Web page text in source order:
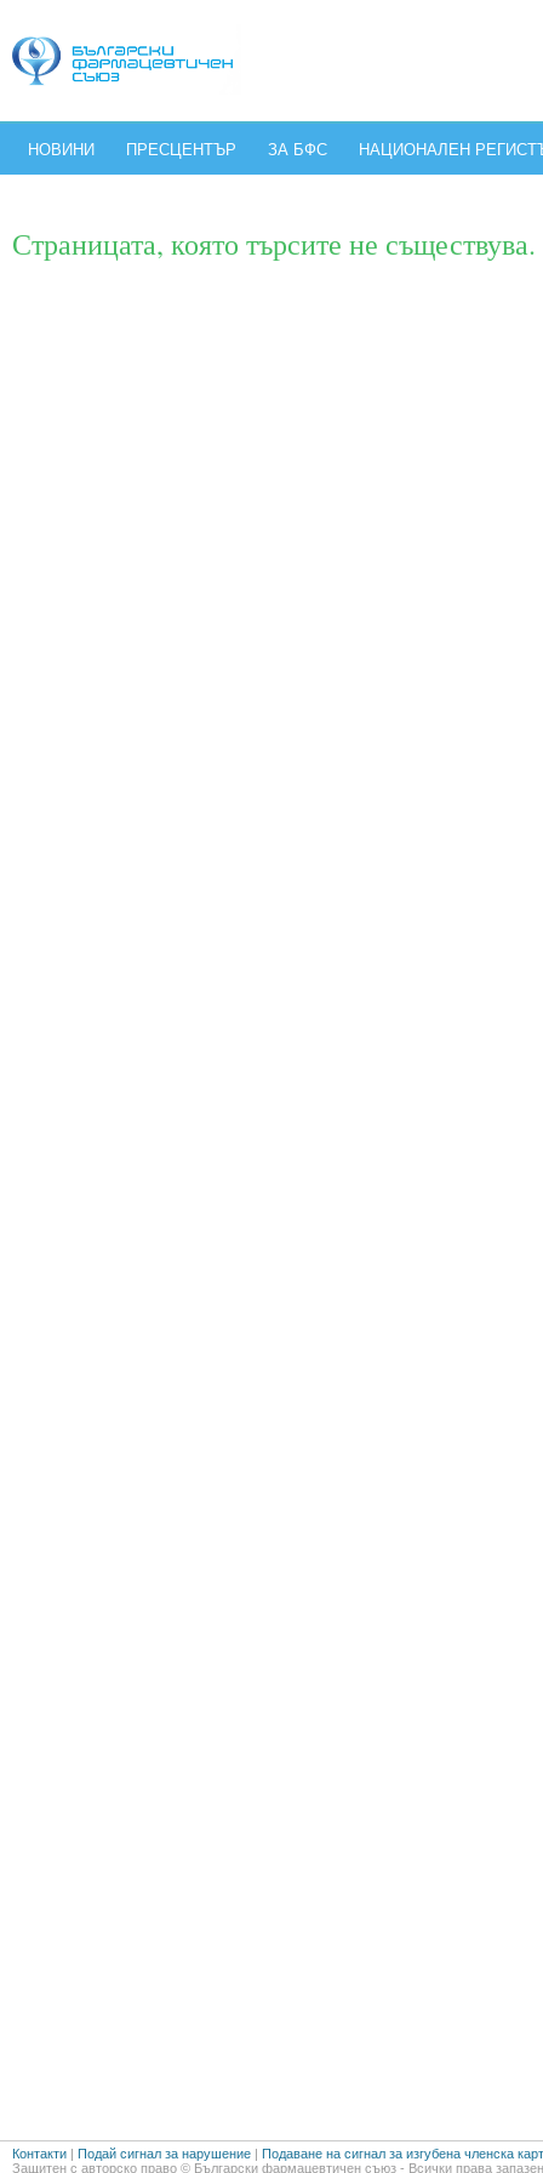
НОВИНИ ПРЕСЦЕНТЪР ЗА БФС НАЦИОНАЛЕН
Страницата, която търсите не съществува.
Контакти | Подай сигнал за нарушение | Подаване на сигнал за изгубена членска
Защитен с авторско право © Български фармацевтичен съюз - Всички права